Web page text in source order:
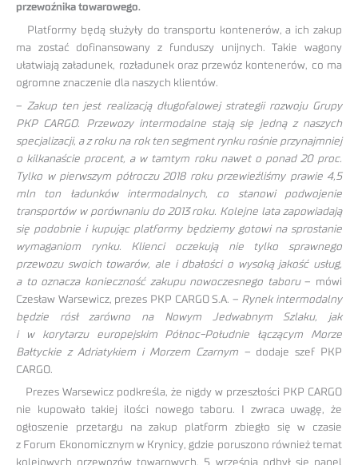
przewoźnika towarowego.
Platformy będą służyły do transportu kontenerów, a ich zakup
ma zostać dofinansowany z funduszy unijnych. Takie wagony
ułatwiają załadunek, rozładunek oraz przewóz kontenerów, co ma
ogromne znaczenie dla naszych klientów.
– Zakup ten jest realizacją długofalowej strategii rozwoju Grupy
PKP CARGO. Przewozy intermodalne stają się jedną z naszych
specjalizacji, a z roku na rok ten segment rynku rośnie przynajmniej
o kilkanaście procent, a w tamtym roku nawet o ponad 20 proc.
Tylko w pierwszym półroczu 2018 roku przewieźliśmy prawie 4,5
mln ton ładunków intermodalnych, co stanowi podwojenie
transportów w porównaniu do 2013 roku. Kolejne lata zapowiadają
się podobnie i kupując platformy będziemy gotowi na sprostanie
wymaganiom rynku. Klienci oczekują nie tylko sprawnego
przewozu swoich towarów, ale i dbałości o wysoką jakość usług,
a to oznacza konieczność zakupu nowoczesnego taboru– mówi
Czesław Warsewicz, prezes PKP CARGO S.A. – Rynek intermodalny
będzie rósł zarówno na Nowym Jedwabnym Szlaku, jak
i w korytarzu europejskim Północ-Południe łączącym Morze
Bałtyckie z Adriatykiem i Morzem Czarnym – dodaje szef PKP
CARGO.
Prezes Warsewicz podkreśla, że nigdy w przeszłości PKP CARGO
nie kupowało takiej ilości nowego taboru. I zwraca uwagę, że
ogłoszenie przetargu na zakup platform zbiegło się w czasie
z Forum Ekonomicznym w Krynicy, gdzie poruszono również temat